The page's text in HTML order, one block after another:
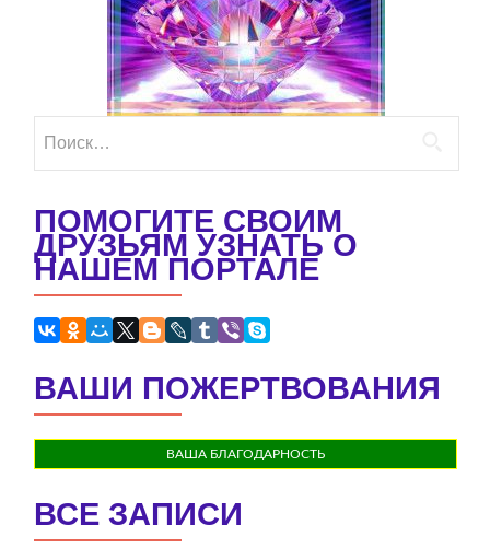
ПОМОГИТЕ СВОИМ
ДРУЗЬЯМ УЗНАТЬ О
НАШЕМ ПОРТАЛЕ
ВАШИ ПОЖЕРТВОВАНИЯ
ВАША БЛАГОДАРНОСТЬ
ВСЕ ЗАПИСИ